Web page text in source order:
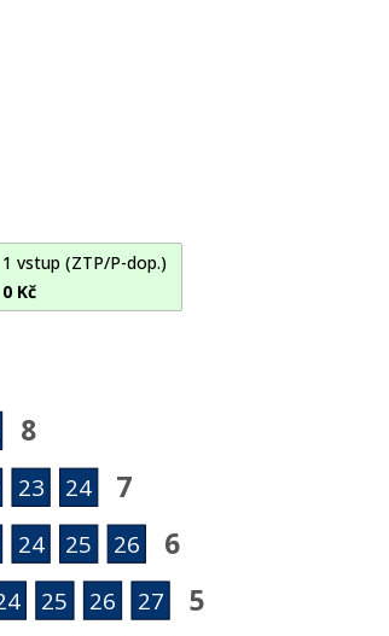
1 vstup (ZTP/P-dop.)
0 Kč
5
6
7
8
25 26 27
24 25 26
23 24